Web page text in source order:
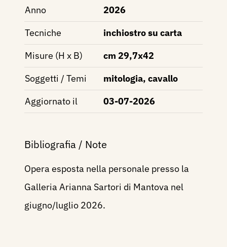
Anno
2026
Tecniche
inchiostro su carta
Misure (H x B)
cm 29,7x42
Soggetti / Temi
mitologia, cavallo
Aggiornato il
03-07-2026
Bibliografia / Note
Opera esposta nella personale presso la
Galleria Arianna Sartori di Mantova nel
giugno/luglio 2026.